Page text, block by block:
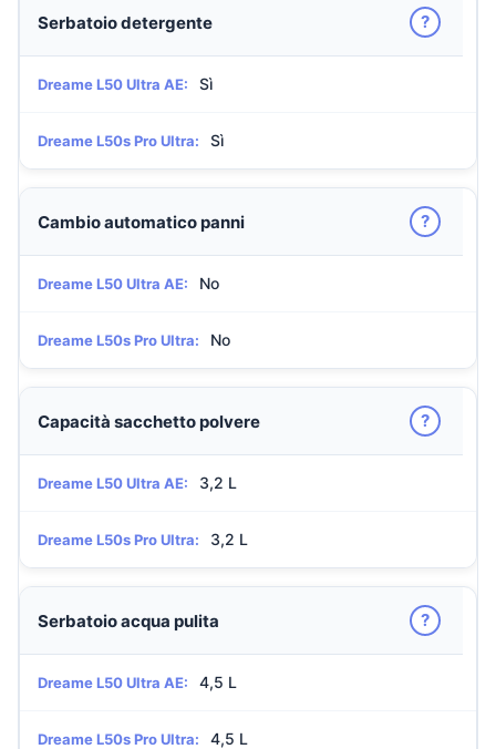
Serbatoio detergente ?
Dreame L50 Ultra AE: Sì
Dreame L50s Pro Ultra: Sì
Cambio automatico panni ?
Dreame L50 Ultra AE: No
Dreame L50s Pro Ultra: No
Capacità sacchetto polvere ?
Dreame L50 Ultra AE: 3,2 L
Dreame L50s Pro Ultra: 3,2 L
Serbatoio acqua pulita ?
Dreame L50 Ultra AE: 4,5 L
Dreame L50s Pro Ultra: 4,5 L